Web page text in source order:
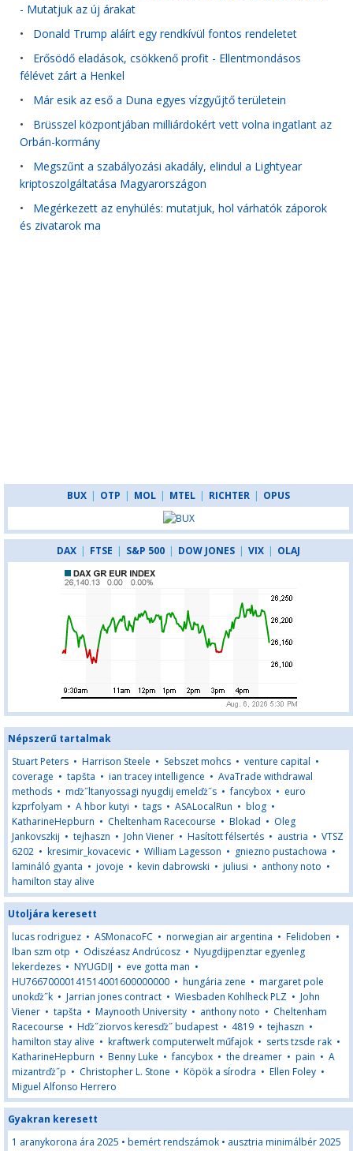
- Mutatjuk az új árakat
• Donald Trump aláírt egy rendkívül fontos rendeletet
• Erősödő eladások, csökkenő profit - Ellentmondásos
félévet zárt a Henkel
• Már esik az eső a Duna egyes vízgyűjtő területein
• Brüsszel központjában milliárdokért vett volna ingatlant az
Orbán-kormány
• Megszűnt a szabályozási akadály, elindul a Lightyear
kriptoszolgáltatása Magyarországon
• Megérkezett az enyhülés: mutatjuk, hol várhatók záporok
és zivatarok ma
BUX | OTP | MOL | MTEL | RICHTER | OPUS
DAX | FTSE | S&P 500 | DOW JONES | VIX | OLAJ
Népszerű tartalmak
Stuart Peters • Harrison Steele • Sebszet mohcs • venture capital •
coverage • tapšta • ian tracey intelligence • AvaTrade withdrawal
methods • mďż˝ltanyossagi nyugdij emelďż˝s •fancybox • euro
kzprfolyam • A hbor kutyi • tags • ASALocalRun • blog •
KatharineHepburn • Cheltenham Racecourse • Blokad • Oleg
Jankovszkij • tejhaszn • John Viener • Hasított félsertés • austria • VTSZ
6202 • kresimir_kovacevic • William Lagesson • gniezno pustachowa •
lamináló gyanta • jovoje • kevin dabrowski • juliusi • anthony noto •
hamilton stay alive
Utoljára keresett
lucas rodriguez • ASMonacoFC • norwegian air argentina • Felidoben •
Iban szm otp • Odiszéasz Andrúcosz • Nyugdijpenztar egyenleg
lekerdezes • NYUGDIJ • eve gotta man •
HU76670000141514001600000000 • hungária zene • margaret pole
unokďż˝k • Jarrian jones contract • Wiesbaden Kohlheck PLZ • John
Viener • tapšta • Maynooth University • anthony noto • Cheltenham
Racecourse • Hďż˝ziorvos keresďż˝ budapest • 4819 • tejhaszn •
hamilton stay alive • kraftwerk computerwelt műfajok • serts tzsde rak •
KatharineHepburn • Benny Luke •fancybox • the dreamer • pain • A
mizantrďż˝p • Christopher L. Stone • Köpök a sírodra • Ellen Foley •
Miguel Alfonso Herrero
Gyakran keresett
1 aranykorona ára 2025 • bemért rendszámok • ausztria minimálbér 2025